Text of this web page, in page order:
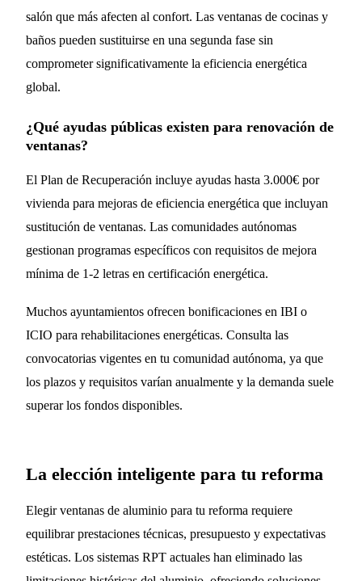
salón que más afecten al confort. Las ventanas de cocinas y
baños pueden sustituirse en una segunda fase sin
comprometer significativamente la eficiencia energética
global.
¿Qué ayudas públicas existen para renovación de
ventanas?
El Plan de Recuperación incluye ayudas hasta 3.000€ por
vivienda para mejoras de eficiencia energética que incluyan
sustitución de ventanas. Las comunidades autónomas
gestionan programas específicos con requisitos de mejora
mínima de 1-2 letras en certificación energética.
Muchos ayuntamientos ofrecen bonificaciones en IBI o
ICIO para rehabilitaciones energéticas. Consulta las
convocatorias vigentes en tu comunidad autónoma, ya que
los plazos y requisitos varían anualmente y la demanda suele
superar los fondos disponibles.
La elección inteligente para tu reforma
Elegir ventanas de aluminio para tu reforma requiere
equilibrar prestaciones técnicas, presupuesto y expectativas
estéticas. Los sistemas RPT actuales han eliminado las